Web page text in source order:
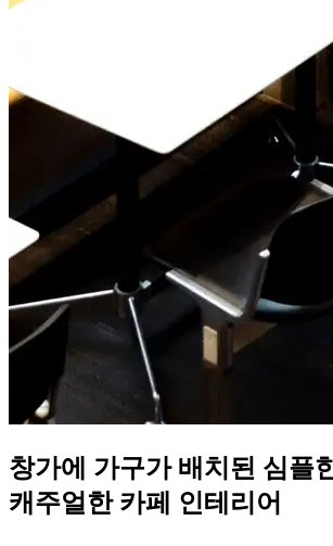
창가에 가구가 배치된 심플
캐주얼한 카페 인테리어